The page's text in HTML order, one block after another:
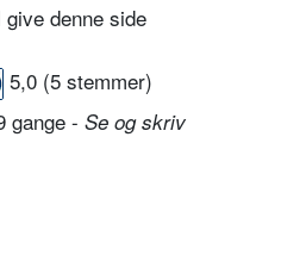
denne side
5,0 (5 stemmer)
gange - Se og skriv